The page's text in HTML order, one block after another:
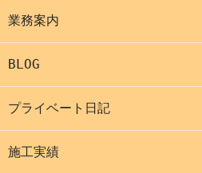
業務案内
BLOG
プライベート日記
施工実績